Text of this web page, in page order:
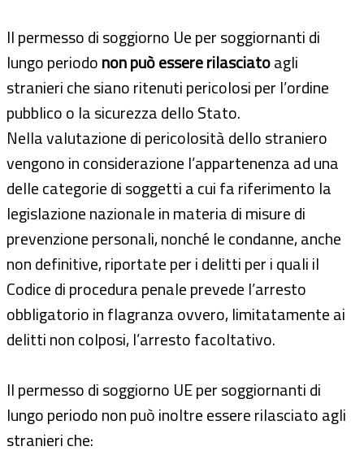
Il permesso di soggiorno Ue per soggiornanti di
lungo periodonon può essere rilasciatoagli
stranieri che siano ritenuti pericolosi per l’ordine
pubblico o la sicurezza dello Stato.
Nella valutazione di pericolosità dello straniero
vengono in considerazione l’appartenenza ad una
delle categorie di soggetti a cui fa riferimento la
legislazione nazionale in materia di misure di
prevenzione personali, nonché le condanne, anche
non definitive, riportate per i delitti per i quali il
Codice di procedura penale prevede l’arresto
obbligatorio in flagranza ovvero, limitatamente ai
delitti non colposi, l’arresto facoltativo.
Il permesso di soggiorno UE per soggiornanti di
lungo periodo non può inoltre essere rilasciato agli
stranieri che: